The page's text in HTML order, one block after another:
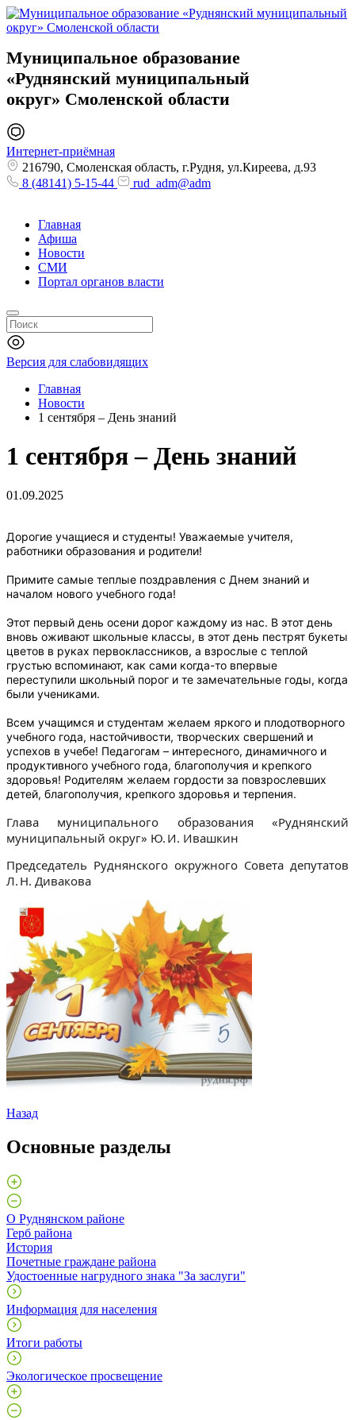
Муниципальное образование
«Руднянский муниципальный
округ» Смоленской области
Интернет-приёмная
216790, Смоленская область, г.Рудня, ул.Киреева, д.93
8 (48141) 5-15-44
rud_adm@adm
Главная
Афиша
Новости
СМИ
Портал органов власти
Версия для слабовидящих
Главная
Новости
1 сентября – День знаний
1 сентября – День знаний
01.09.2025
Дорогие учащиеся и студенты! Уважаемые учителя,
работники образования и родители!
Примите самые теплые поздравления с Днем знаний и
началом нового учебного года!
Этот первый день осени дорог каждому из нас. В этот день
вновь оживают школьные классы, в этот день пестрят букеты
цветов в руках первоклассников, а взрослые с теплой
грустью вспоминают, как сами когда-то впервые
переступили школьный порог и те замечательные годы, когда
были учениками.
Всем учащимся и студентам желаем яркого и плодотворного
учебного года, настойчивости, творческих свершений и
успехов в учебе! Педагогам – интересного, динамичного и
продуктивного учебного года, благополучия и крепкого
здоровья! Родителям желаем гордости за повзрослевших
детей, благополучия, крепкого здоровья и терпения.
Глава муниципального образования «Руднянский
муниципальный округ» Ю. И. Ивашкин
Председатель Руднянского окружного Совета депутатов
Л. Н. Дивакова
Назад
Основные разделы
О Руднянском районе
Герб района
История
Почетные граждане района
Удостоенные нагрудного знака "За заслуги"
Информация для населения
Итоги работы
Экологическое просвещение